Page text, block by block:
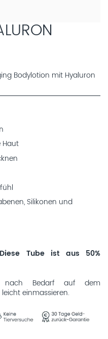
Bodylotion mit Hyaluron
Haut
Silikonen und
Tube ist aus 50%
nach Bedarf auf dem
einmassieren.